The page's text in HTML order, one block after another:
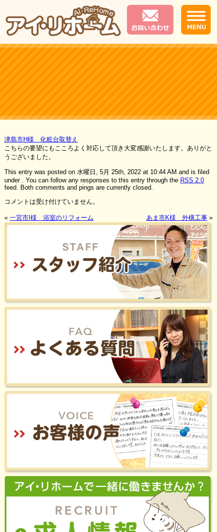
津島市H様 化粧台取替え
こちらの要望にもこころよく対応して頂き大変感謝いたします。ありがと
うございました。
This entry was posted on 水曜日, 5月 25th, 2022 at 10:44 AM and is filed
under . You can follow any responses to this entry through the RSS 2.0
feed. Both comments and pings are currently closed.
コメントは受け付けていません。
« 一宮市I様 浴室のリフォーム あま市K様 外構工事 »